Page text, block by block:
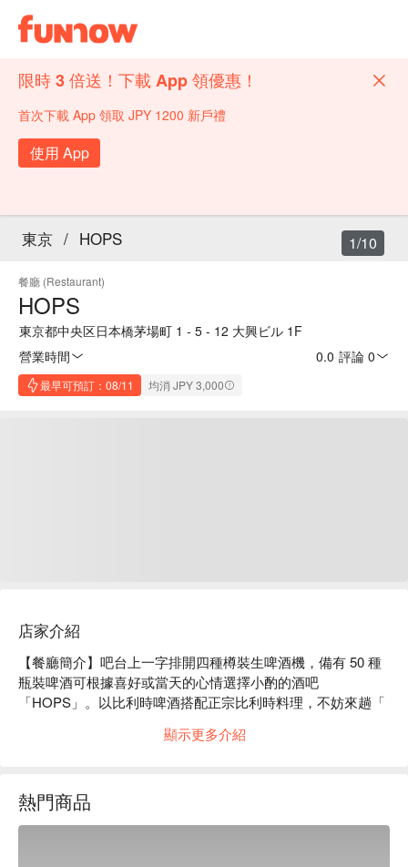
限時 3 倍送！下載 App 領優惠！
首次下載 App 領取 JPY 1200 新戶禮
使用 App
東京 / HOPS
餐廳 (Restaurant)
HOPS
東京都中央区日本橋茅場町 1 - 5 - 12 大興ビル 1F
營業時間
0.0 評論 0
最早可預訂：08/11 均消 JPY 3,000
1/10
店家介紹
【餐廳簡介】吧台上一字排開四種樽裝生啤酒機，備有 50 種
瓶裝啤酒可根據喜好或當天的心情選擇小酌的酒吧
「HOPS」。以比利時啤酒搭配正宗比利時料理，不妨來趟「
接烤使肉的外層酥脆焦香，內層卻又鬆軟柔嫩。
淡菜鍋：比利時餐桌上不可或缺的一品！以蒜頭與白酒蒸淡
顯示更多介紹
熱門商品